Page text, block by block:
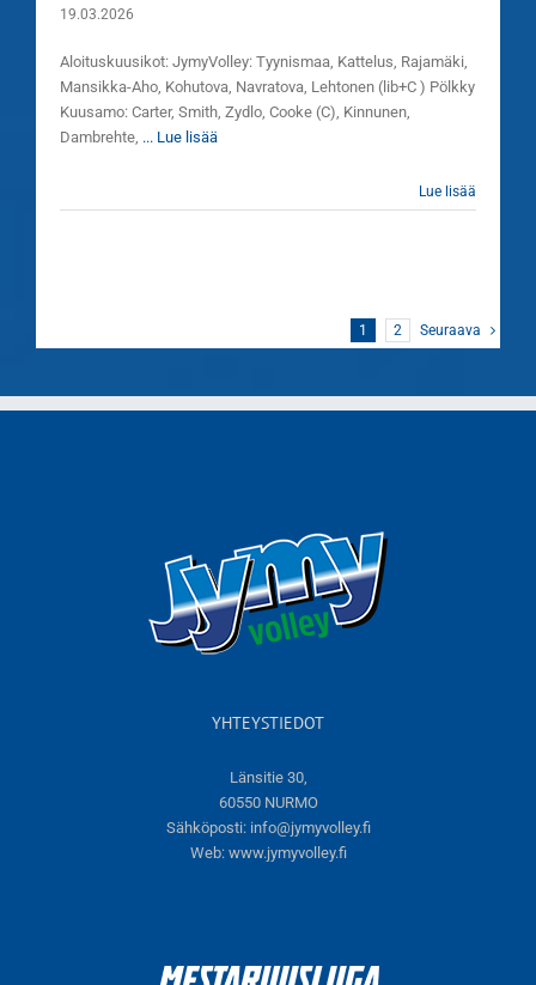
19.03.2026
Aloituskuusikot: JymyVolley: Tyynismaa, Kattelus, Rajamäki,
Mansikka-Aho, Kohutova, Navratova, Lehtonen (lib+C ) Pölkky
Kuusamo: Carter, Smith, Zydlo, Cooke (C), Kinnunen,
Dambrehte, ... Lue lisää
Lue lisää
1 2 Seuraava
YHTEYSTIEDOT
Länsitie 30,
60550 NURMO
Sähköposti: info@jymyvolley.fi
Web: www.jymyvolley.fi